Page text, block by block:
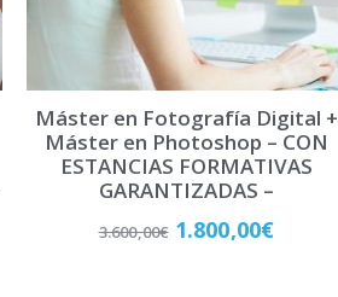
Máster en Fotografía Digital +
Máster en Photoshop – CON
ESTANCIAS FORMATIVAS
GARANTIZADAS –
3.600,00€ 1.800,00€